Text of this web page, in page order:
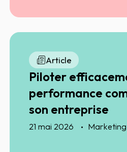
Article
Piloter
performance
son entreprise
21 mai 2026 Marketing